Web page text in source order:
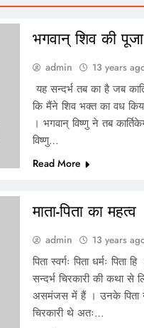
भगवान् शिव की
admin 13 years
यह सन्दर्भ तब का है जब
कि मैंने शिव भक्त का वध
। भगवान् विष्णु ने तब
विष्णु…
Read More
माता-पिता का महत्व
admin 13 years
पिता स्वर्गः पिता धर्मः पिता
सन्दर्भ चिरकारी की कथा से
असमंजस में हैं । उनके पिता
चिरकारी थे अतः…